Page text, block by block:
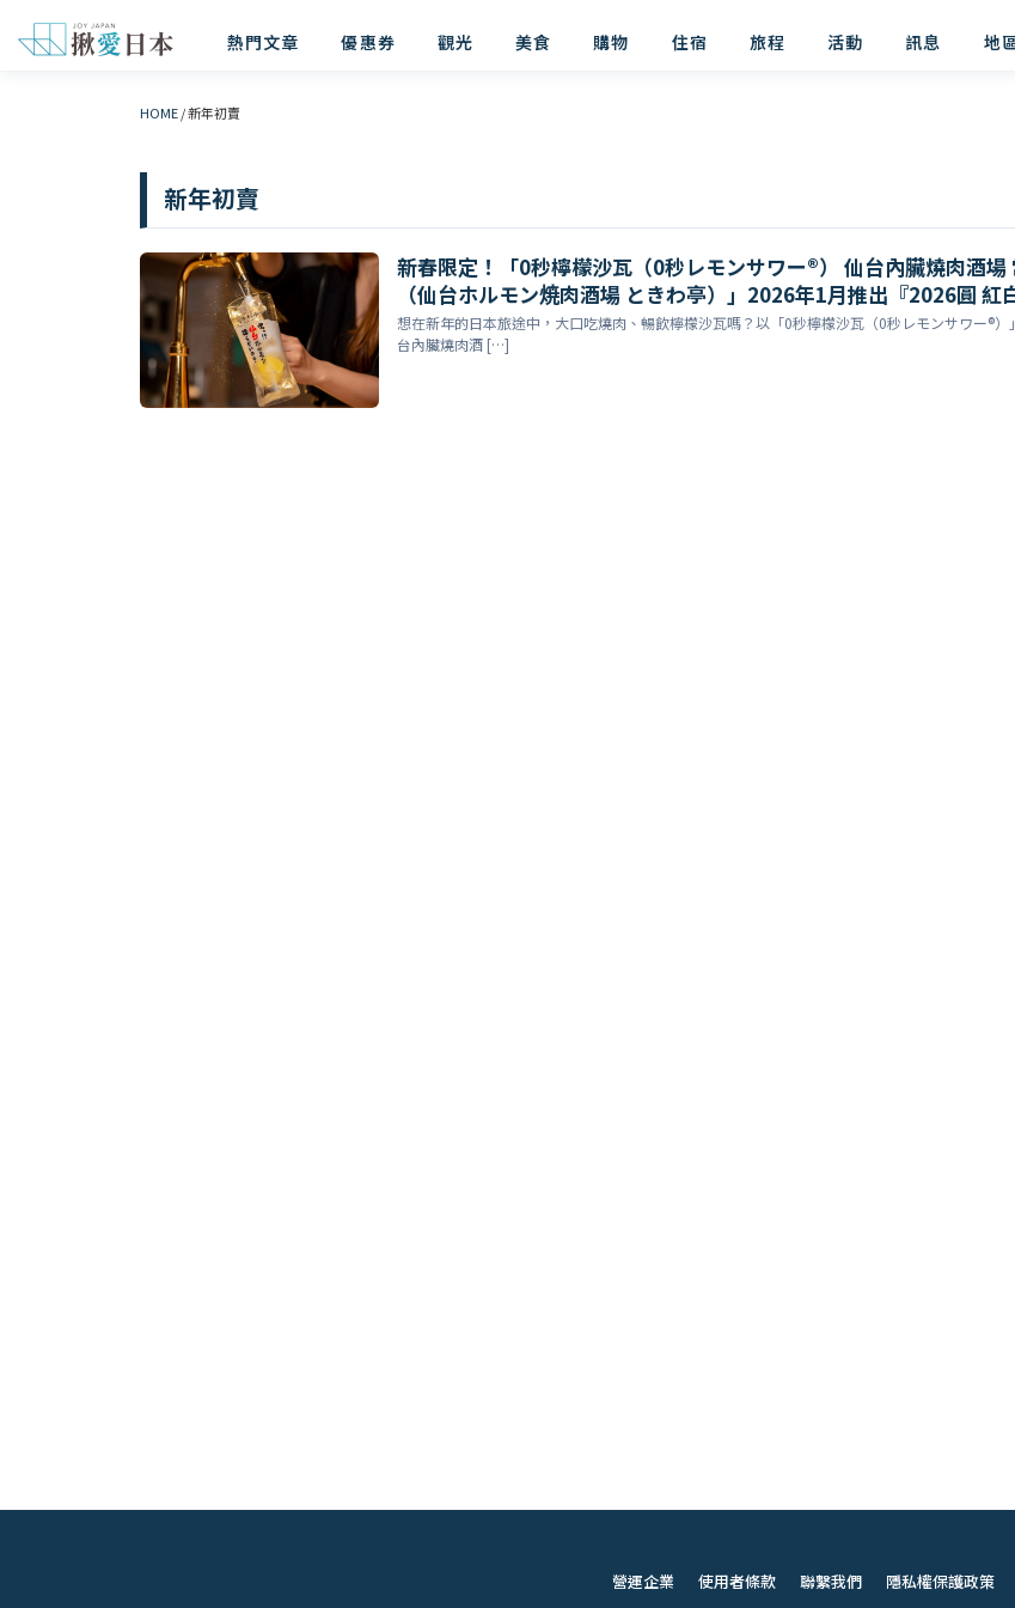
熱門文章 優惠券 觀光 美食 購物 住宿 旅程 活動 訊息 地
HOME/新年初賣
新年初賣
新春限定！「0秒檸檬沙瓦（0秒レモンサワー®） 仙台內臟燒肉酒場
（仙台ホルモン焼肉酒場 ときわ亭）」2026年1月推出『2026圓 紅
到飽方案』— 先着3組、酒水無限暢飲一起嗨
想在新年的日本旅途中，大口吃燒肉、暢飲檸檬沙瓦嗎？以「0秒檸檬沙瓦（0秒レモンサワー®）
台內臟燒肉酒 […]
營運企業 使用者條款 聯繫我們 隱私權保護政策